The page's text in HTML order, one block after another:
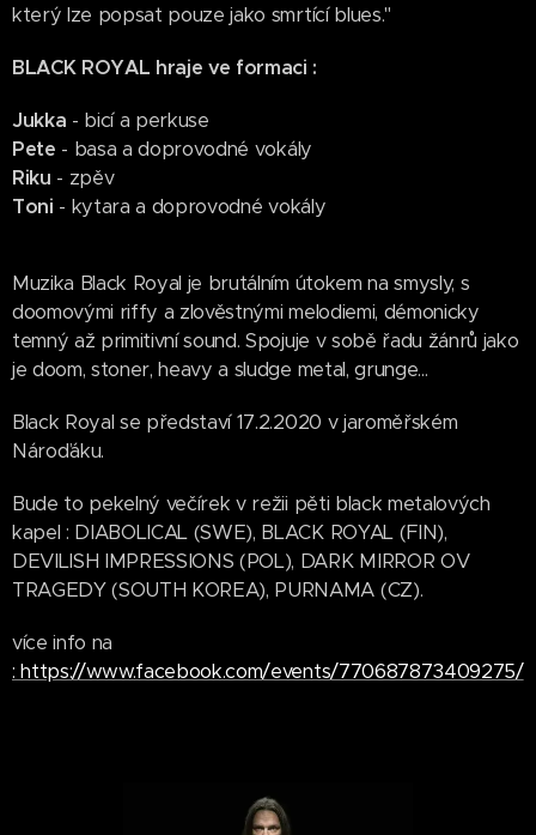
který lze popsat pouze jako smrtící blues."
BLACK ROYAL hraje ve formaci :
Jukka - bicí a perkuse
Pete - basa a doprovodné vokály
Riku - zpěv
Toni - kytara a doprovodné vokály
Muzika Black Royal je brutálním útokem na smysly, s
doomovými riffy a zlověstnými melodiemi, démonicky
temný až primitivní sound. Spojuje v sobě řadu žánrů jako
je doom, stoner, heavy a sludge metal, grunge...
Black Royal se představí 17.2.2020 v jaroměřském
Nároďáku.
Bude to pekelný večírek v režii pěti black metalových
kapel : DIABOLICAL (SWE), BLACK ROYAL (FIN),
DEVILISH IMPRESSIONS (POL), DARK MIRROR OV
TRAGEDY (SOUTH KOREA), PURNAMA (CZ).
více info na
: https://www.facebook.com/events/770687873409275/